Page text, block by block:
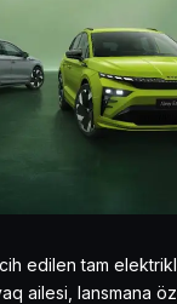
edilen tam
ailesi, lansmana